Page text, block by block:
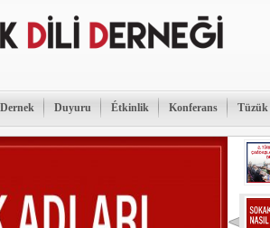
Dernek Duyuru Étkinlik Konferans Tüzük